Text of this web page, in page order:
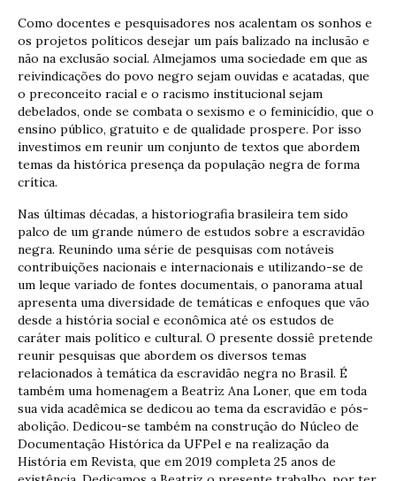
Como docentes e pesquisadores nos acalentam os sonhos e
os projetos políticos desejar um país balizado na inclusão e
não na exclusão social. Almejamos uma sociedade em que as
reivindicações do povo negro sejam ouvidas e acatadas, que
o preconceito racial e o racismo institucional sejam
debelados, onde se combata o sexismo e o feminicídio, que o
ensino público, gratuito e de qualidade prospere. Por isso
investimos em reunir um conjunto de textos que abordem
temas da histórica presença da população negra de forma
crítica.
Nas últimas décadas, a historiografia brasileira tem sido
palco de um grande número de estudos sobre a escravidão
negra. Reunindo uma série de pesquisas com notáveis
contribuições nacionais e internacionais e utilizando-se de
um leque variado de fontes documentais, o panorama atual
apresenta uma diversidade de temáticas e enfoques que vão
desde a história social e econômica até os estudos de
caráter mais político e cultural. O presente dossiê pretende
reunir pesquisas que abordem os diversos temas
relacionados à temática da escravidão negra no Brasil. É
também uma homenagem a Beatriz Ana Loner, que em toda
sua vida acadêmica se dedicou ao tema da escravidão e pós-
abolição. Dedicou-se também na construção do Núcleo de
Documentação Histórica da UFPel e na realização da
História em Revista, que em 2019 completa 25 anos de